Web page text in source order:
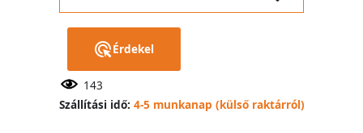
Érdekel
143
Szállítási idő: 4-5 munkanap (külső raktárról)